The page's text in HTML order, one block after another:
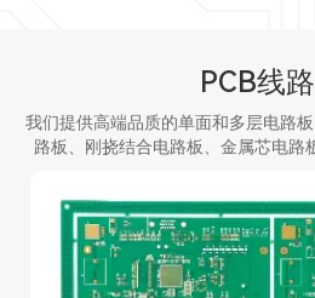
PCB线
我们提供高端品质的单面和多层电路
路板、刚挠结合电路板、金属芯电路